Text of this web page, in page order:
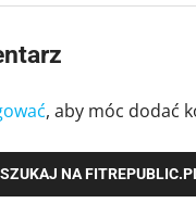
, aby móc dodać
SZUKAJ NA